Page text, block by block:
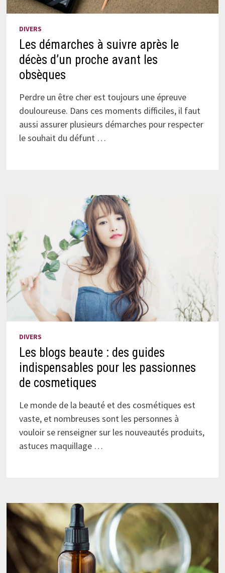
DIVERS
Les démarches à suivre après le
décès d’un proche avant les
obsèques
Perdre un être cher est toujours une épreuve
douloureuse. Dans ces moments difficiles, il faut
aussi assurer plusieurs démarches pour respecter
le souhait du défunt …
DIVERS
Les blogs beaute : des guides
indispensables pour les passionnes
de cosmetiques
Le monde de la beauté et des cosmétiques est
vaste, et nombreuses sont les personnes à
vouloir se renseigner sur les nouveautés produits,
astuces maquillage …